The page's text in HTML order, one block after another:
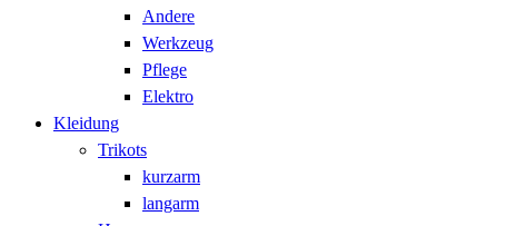
Andere
Werkzeug
Pflege
Elektro
Kleidung
Trikots
kurzarm
langarm